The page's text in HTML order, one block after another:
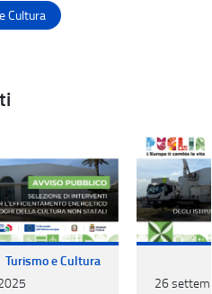
Cultura
Turismo e Cultura
26